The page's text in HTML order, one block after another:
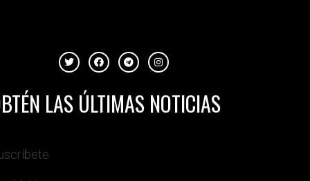
LAS ÚLTIMAS NOTICIAS